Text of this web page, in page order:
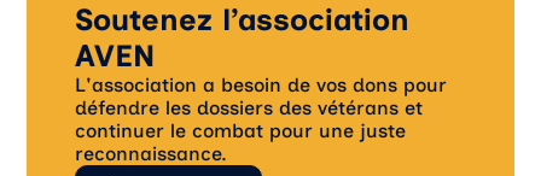
Soutenez l’association
AVEN
L'association a besoin de vos dons pour
défendre les dossiers des vétérans et
continuer le combat pour une juste
reconnaissance.